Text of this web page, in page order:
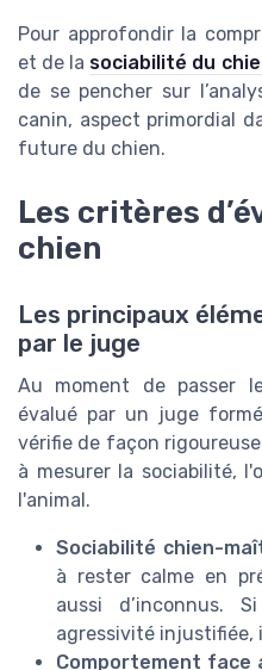
Pour approfondir la
et de la sociabilité du
de se pencher sur
canin, aspect primordial
future du chien.
Les critères
chien
Les principaux
par le juge
Au moment de passer
évalué par un juge
vérifie de façon
à mesurer la sociabilité,
l'animal.
Sociabilité chien-
à rester calme en
aussi d’inconnus.
agressivité injustifiée,
Comportement face